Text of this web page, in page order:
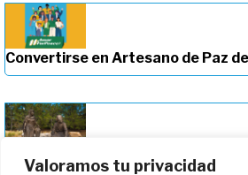
Valoramos tu privacidad
Convertirse en Artesano de Paz
Profundizando en nuestro camino